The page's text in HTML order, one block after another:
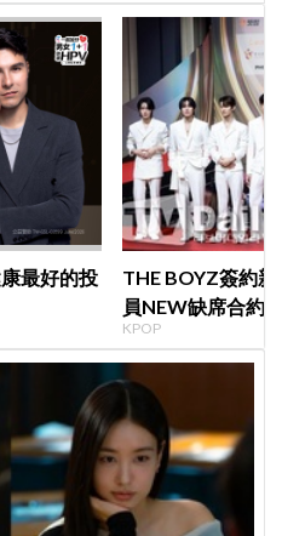
最好的投
THE BOYZ簽約
員NEW缺席合約
篇章
KPOP